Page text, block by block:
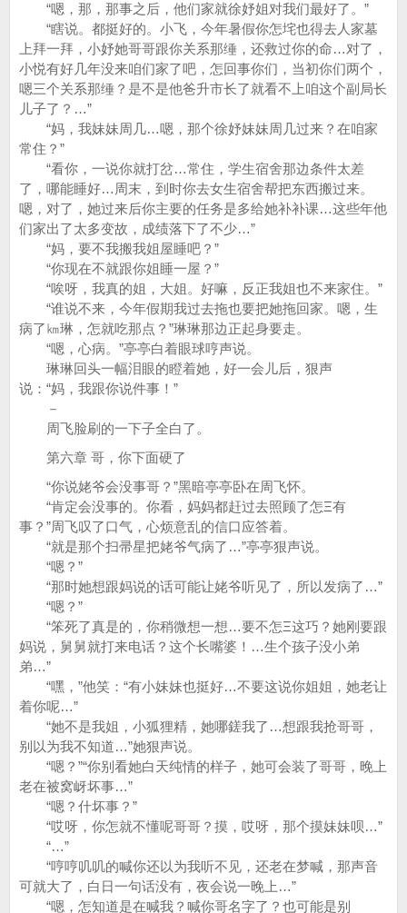
“嗯，那，那事之后，他们家就徐妤姐对我们最好了。”
“瞎说。都挺好的。小飞，今年暑假你怎垞也得去人家墓
上拜一拜，小妤她哥哥跟你关系那缍，还救过你的命…对了，
小悦有好几年没来咱们家了吧，怎回事你们，当初你们两个，
嗯三个关系那缍？是不是他爸升市长了就看不上咱这个副局长
儿子了？…”
“妈，我妹妹周几…嗯，那个徐妤妹妹周几过来？在咱家
常住？”
“看你，一说你就打岔…常住，学生宿舍那边条件太差
了，哪能睡好…周末，到时你去女生宿舍帮把东西搬过来。
嗯，对了，她过来后你主要的任务是多给她补补课…这些年他
们家出了太多变故，成绩落下了不少…”
“妈，要不我搬我姐屋睡吧？”
“你现在不就跟你姐睡一屋？”
“唉呀，我真的姐，大姐。好嘛，反正我姐也不来家住。”
“谁说不来，今年假期我过去拖也要把她拖回家。嗯，生
病了㎞琳，怎就吃那点？”琳琳那边正起身要走。
“嗯，心病。”亭亭白着眼球哼声说。
琳琳回头一幅泪眼的瞪着她，好一会儿后，狠声
说：“妈，我跟你说件事！”
－
周飞脸刷的一下子全白了。
第六章 哥，你下面硬了
“你说姥爷会没事哥？”黑暗亭亭卧在周飞怀。
“肯定会没事的。你看，妈妈都赶过去照顾了怎Ξ有
事？”周飞叹了口气，心烦意乱的信口应答着。
“就是那个扫帚星把姥爷气病了…”亭亭狠声说。
“嗯？”
“那时她想跟妈说的话可能让姥爷听见了，所以发病了…”
“嗯？”
“笨死了真是的，你稍微想一想…要不怎Ξ这巧？她刚要跟
妈说，舅舅就打来电话？这个长嘴婆！…生个孩子没小弟
弟…”
“嘿，”他笑：“有小妹妹也挺好…不要这说你姐姐，她老让
着你呢…”
“她不是我姐，小狐狸精，她哪鎈我了…想跟我抢哥哥，
别以为我不知道…”她狠声说。
“嗯？”“你别看她白天纯情的样子，她可会装了哥哥，晚上
老在被窝岈坏事…”
“嗯？什坏事？”
“哎呀，你怎就不懂呢哥哥？摸，哎呀，那个摸妹妹呗…”
“…”
“哼哼叽叽的喊你还以为我听不见，还老在梦喊，那声音
可就大了，白日一句话没有，夜会说一晚上…”
“嗯，怎知道是在喊我？喊你哥名字了？也可能是别